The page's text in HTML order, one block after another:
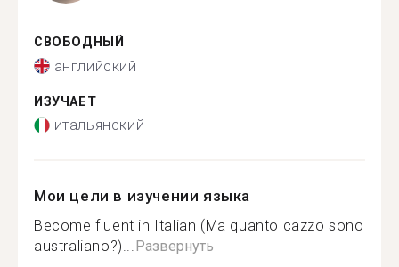
СВОБОДНЫЙ
английский
ИЗУЧАЕТ
итальянский
Мои цели в изучении языка
Become fluent in Italian (Ma quanto cazzo sono
australiano?)...Развернуть